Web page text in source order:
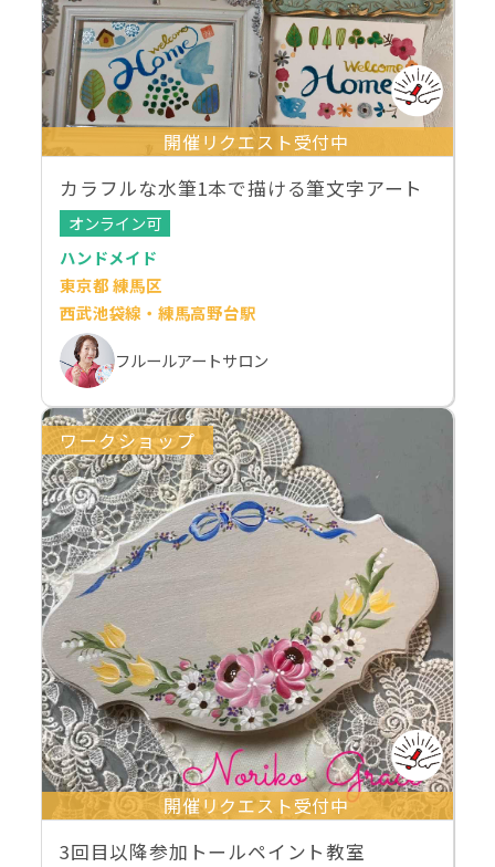
開催リクエスト受付中
カラフルな水筆1本で描ける筆文字アート
オンライン可
ハンドメイド
東京都 練馬区
西武池袋線・練馬高野台駅
フルールアートサロン
ワークショップ
開催リクエスト受付中
3回目以降参加トールペイント教室